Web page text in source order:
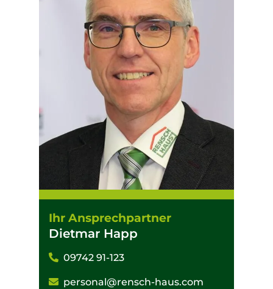
Ihr Ansprechpartner
Dietmar Happ
09742 91-123
personal@rensch-haus.com